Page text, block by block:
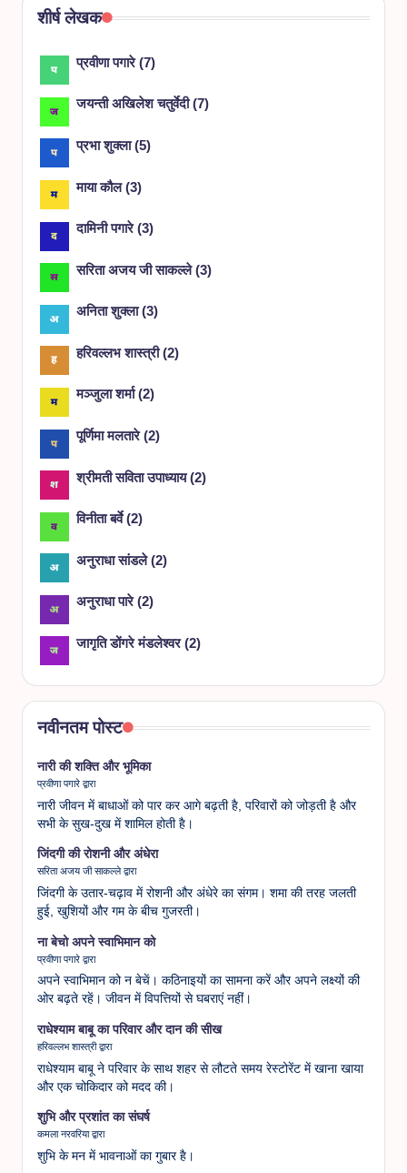
शीर्ष लेखक
प्रवीणा पगारे(7)
जयन्ती अखिलेश चतुर्वेदी(7)
प्रभा शुक्ला(5)
माया कौल(3)
दामिनी पगारे(3)
सरिता अजय जी साकल्ले(3)
अनिता शुक्ला(3)
हरिवल्लभ शास्त्री(2)
मञ्जुला शर्मा(2)
पूर्णिमा मलतारे(2)
श्रीमती सविता उपाध्याय(2)
विनीता बर्वे(2)
अनुराधा सांडले(2)
अनुराधा पारे(2)
जागृति डोंगरे मंडलेश्वर(2)
नवीनतम पोस्ट
नारी की शक्ति और भूमिका
प्रवीणा पगारे द्वारा
नारी जीवन में बाधाओं को पार कर आगे बढ़ती है, परिवारों को जोड़ती है और
सभी के सुख-दुख में शामिल होती है।
जिंदगी की रोशनी और अंधेरा
सरिता अजय जी साकल्ले द्वारा
जिंदगी के उतार-चढ़ाव में रोशनी और अंधेरे का संगम। शमा की तरह जलती
हुई, खुशियों और गम के बीच गुजरती।
ना बेचो अपने स्वाभिमान को
प्रवीणा पगारे द्वारा
अपने स्वाभिमान को न बेचें। कठिनाइयों का सामना करें और अपने लक्ष्यों की
ओर बढ़ते रहें। जीवन में विपत्तियों से घबराएं नहीं।
राधेश्याम बाबू का परिवार और दान की सीख
हरिवल्लभ शास्त्री द्वारा
राधेश्याम बाबू ने परिवार के साथ शहर से लौटते समय रेस्टोरेंट में खाना खाया
और एक चोकिदार को मदद की।
शुभि और प्रशांत का संघर्ष
कमला नरवरिया द्वारा
शुभि के मन में भावनाओं का गुबार है।